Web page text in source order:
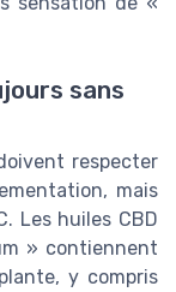
sans
respecter
mais
Les huiles CBD
» contiennent
y compris